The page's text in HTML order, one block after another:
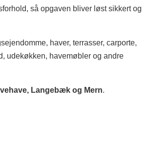
så opgaven bliver løst sikkert og
haver, terrasser, carporte,
udekøkken, havemøbler og andre
Langebæk og Mern.